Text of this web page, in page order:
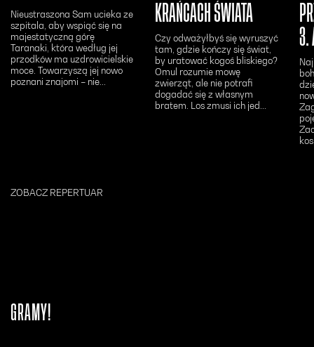
Nieustraszona Sam ucieka ze
szpitala, aby wspiąć się na
majestatyczną górę
Taranaki, która według jej
przodków ma uzdrowicielskie
moce. Towarzyszą jej nowo
poznani znajomi – nie...
KRAŃCACH ŚWIATA
Czy odważyłbyś się wyruszyć
tam, gdzie kończy się świat,
by uratować kogoś bliskiego?
Omul rozumie mowę
zwierząt, ale nie potrafi
dogadać się z własnym
bratem. Los zmusi ich jed...
3.
ZOBACZ REPERTUAR
GRAMY!